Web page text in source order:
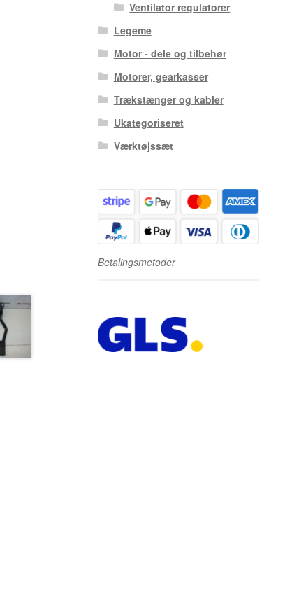
Ventilator regulatorer
Legeme
Motor - dele og tilbehør
Motorer, gearkasser
Trækstænger og kabler
Ukategoriseret
Værktøjssæt
Betalingsmetoder